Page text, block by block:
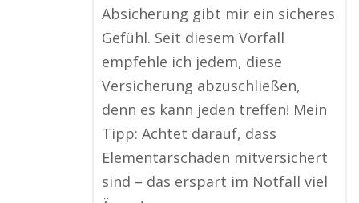
Absicherung gibt mir ein sicheres
Gefühl. Seit diesem Vorfall
empfehle ich jedem, diese
Versicherung abzuschließen,
denn es kann jeden treffen! Mein
Tipp: Achtet darauf, dass
Elementarschäden mitversichert
sind – das erspart im Notfall viel